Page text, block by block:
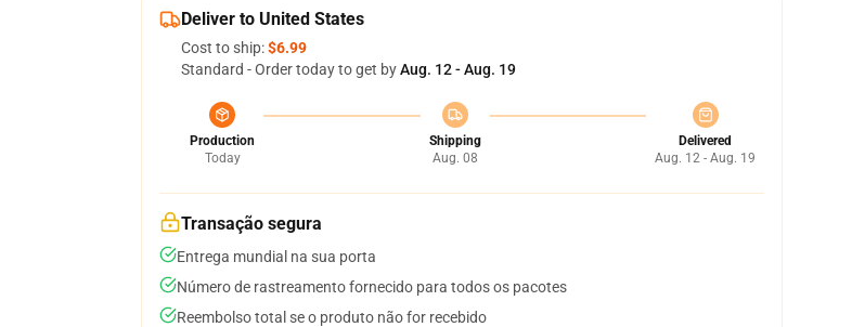
Deliver to United States
Cost to ship:$6.99
Standard - Order today to get byAug. 12 - Aug. 19
Production
Today
Shipping
Aug. 08
Delivered
Aug. 12 - Aug. 19
Transação segura
Entrega mundial na sua porta
Número de rastreamento fornecido para todos os pacotes
Reembolso total se o produto não for recebido